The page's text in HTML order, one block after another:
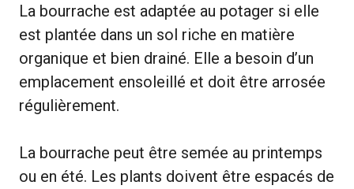
La bourrache est adaptée au potager si elle
est plantée dans un sol riche en matière
organique et bien drainé. Elle a besoin d’un
emplacement ensoleillé et doit être arrosée
régulièrement.
La bourrache peut être semée au printemps
ou en été. Les plants doivent être espacés de